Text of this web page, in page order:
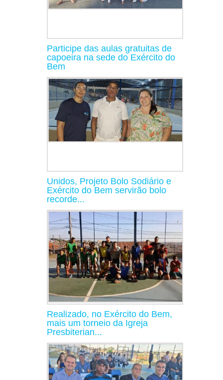
Participe das aulas gratuitas de
capoeira na sede do Exército do
Bem
Unidos, Projeto Bolo Sodiário e
Exército do Bem servirão bolo
recorde...
Realizado, no Exército do Bem,
mais um torneio da Igreja
Presbiterian...